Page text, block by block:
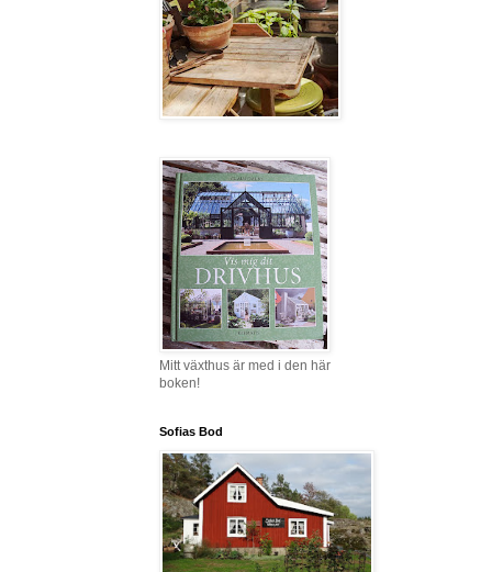
Mitt växthus är med i den här
boken!
Sofias Bod